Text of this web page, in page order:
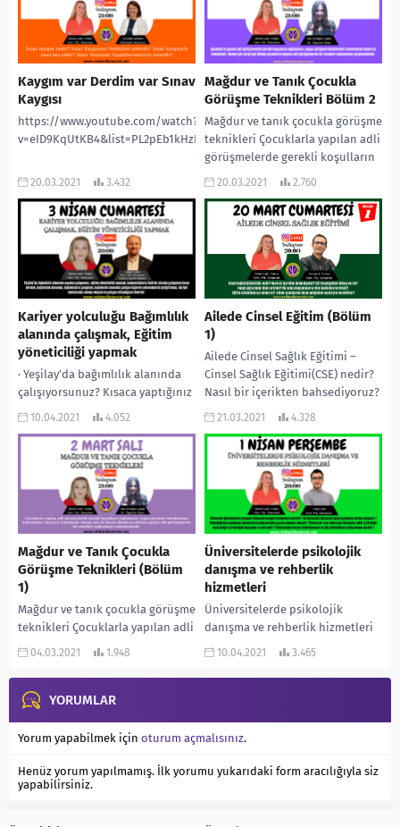
Kaygım var Derdim var Sınav
Kaygısı
https://www.youtube.com/watch?
20.03.2021 3.432
Mağdur ve Tanık Çocukla
Görüşme Teknikleri Bölüm 2
Mağdur ve tanık çocukla görüşme
teknikleri Çocuklarla yapılan adli
görüşmelerde gerekli koşulların
sağlanması, uygun görüşme
arz etmektedir....
20.03.2021 2.760
Kariyer yolculuğu Bağımlılık
alanında çalışmak, Eğitim
yöneticiliği yapmak
· Yeşilay’da bağımlılık alanında
çalışıyorsunuz? Kısaca yaptığınız
işlerden bahseder misiniz? ·
bağımlılıklarla ilgili bir alanda
çalışmaya nasıl...
10.04.2021 4.052
Ailede Cinsel Eğitim (Bölüm
1)
Ailede Cinsel Sağlık Eğitimi –
Cinsel Sağlık Eğitimi(CSE) nedir?
Nasıl bir içerikten bahsediyoruz?
– CSE’ne gerçekten ihtiyaç var mı?
21.03.2021 4.328
Mağdur ve Tanık Çocukla
Görüşme Teknikleri (Bölüm
1)
Mağdur ve tanık çocukla görüşme
teknikleri Çocuklarla yapılan adli
görüşmelerde gerekli koşulların
tekniklerinin kullanılması önem
arz etmektedir....
04.03.2021 1.948
Üniversitelerde psikolojik
danışma ve rehberlik
hizmetleri
Üniversitelerde psikolojik
danışma ve rehberlik hizmetleri
Üniversite öğrencilerine sunulan
nelerdir ? Bir üniversite öğrencisi
10.04.2021 3.465
YORUMLAR
Yorum yapabilmek için oturum açmalısınız.
Henüz yorum yapılmamış. İlk yorumu yukarıdaki form aracılığıyla siz
yapabilirsiniz.